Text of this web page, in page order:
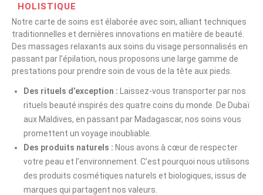
HOLISTIQUE
Notre carte de soins est élaborée avec soin, alliant techniques
traditionnelles et dernières innovations en matière de beauté.
Des massages relaxants aux soins du visage personnalisés en
passant par l’épilation, nous proposons une large gamme de
prestations pour prendre soin de vous de la tête aux pieds.
Des rituels d’exception : Laissez-vous transporter par nos
rituels beauté inspirés des quatre coins du monde. De Dubaï
aux Maldives, en passant par Madagascar, nos soins vous
promettent un voyage inoubliable.
Des produits naturels : Nous avons à cœur de respecter
votre peau et l’environnement. C’est pourquoi nous utilisons
des produits cosmétiques naturels et biologiques, issus de
marques qui partagent nos valeurs.